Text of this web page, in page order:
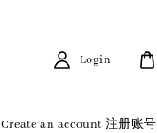
Create an account 注册账号
Login